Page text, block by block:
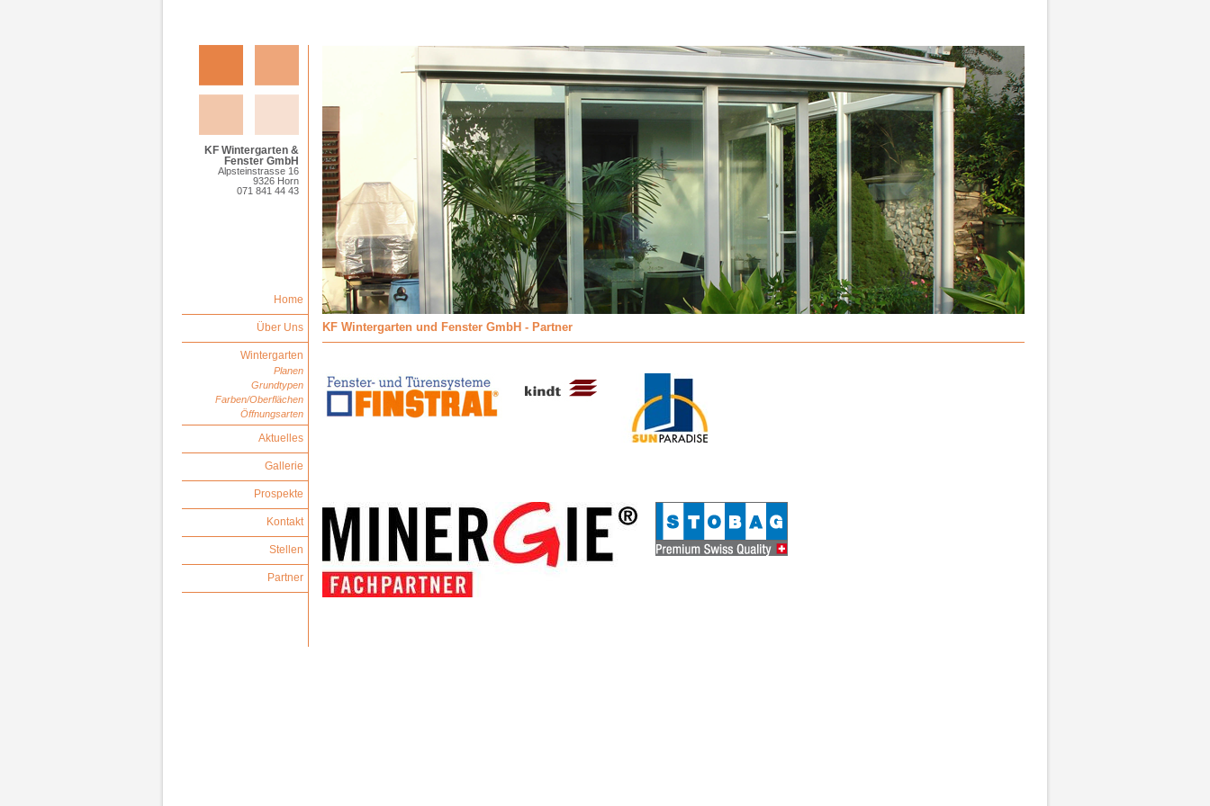
KF Wintergarten &
Fenster GmbH
Alpsteinstrasse 16
9326 Horn
071 841 44 43
Home
Über Uns
Wintergarten
Planen
Grundtypen
Farben/Oberflächen
Öffnungsarten
Aktuelles
Gallerie
Prospekte
Kontakt
Stellen
Partner
KF Wintergarten und Fenster GmbH - Partner